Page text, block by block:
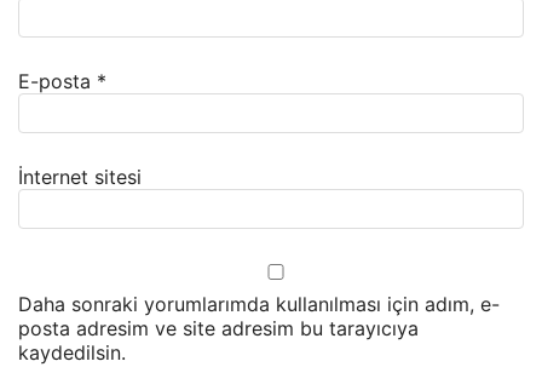
E-posta *
İnternet sitesi
Daha sonraki yorumlarımda kullanılması için adım, e-
posta adresim ve site adresim bu tarayıcıya
kaydedilsin.